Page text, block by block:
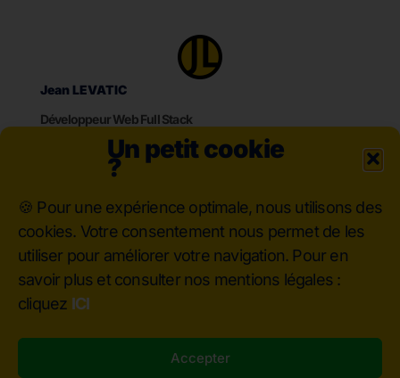
Un petit cookie
?
🍪 Pour une expérience optimale, nous utilisons des
cookies. Votre consentement nous permet de les
utiliser pour améliorer votre navigation. Pour en
savoir plus et consulter nos mentions légales :
cliquez ICI
Accepter
Jean LEVATIC
Développeur Web Full Stack
Me contacter
contact@jlevatic.fr